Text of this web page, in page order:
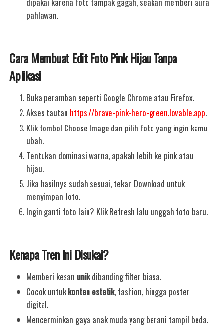
pahlawan.
Cara Membuat Edit Foto Pink Hijau Tanpa
Aplikasi
Buka peramban seperti Google Chrome atau Firefox.
Akses tautan https://brave-pink-hero-green.lovable.app.
Klik tombol Choose Image dan pilih foto yang ingin kamu
ubah.
Tentukan dominasi warna, apakah lebih ke pink atau
hijau.
Jika hasilnya sudah sesuai, tekan Download untuk
menyimpan foto.
Ingin ganti foto lain? Klik Refresh lalu unggah foto baru.
Kenapa Tren Ini Disukai?
Memberi kesan unikdibanding filter biasa.
Cocok untukkonten estetik, fashion, hingga poster
digital.
Mencerminkan gaya anak muda yang berani tampil beda.